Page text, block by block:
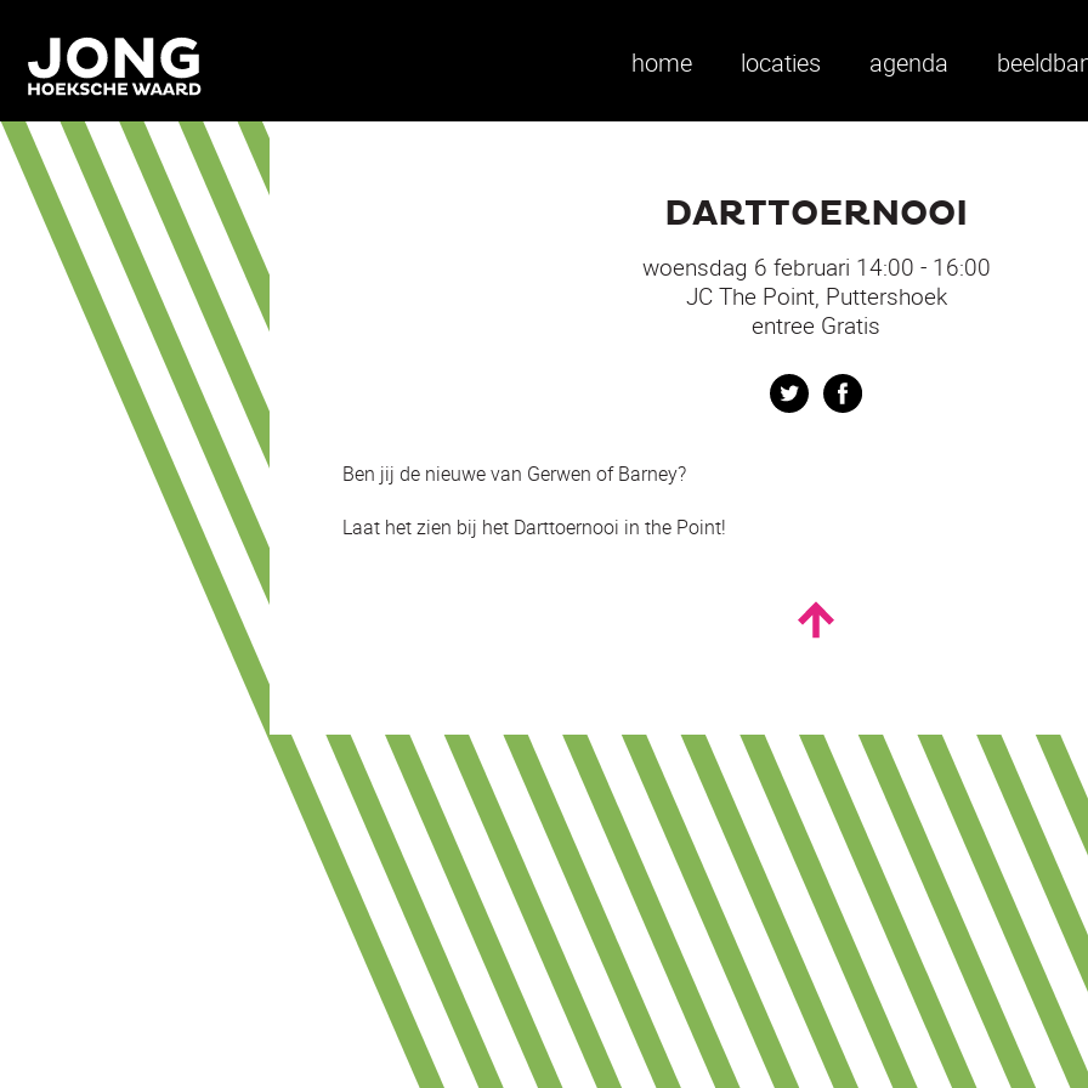
home locaties agenda
DARTTOERNOOI
woensdag 6 februari 14:00 - 16:00
JC The Point, Puttershoek
entree Gratis
Twitter
Ben jij de nieuwe van Gerwen of Barney?
Laat het zien bij het Darttoernooi in the Point!